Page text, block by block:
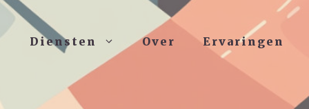
Diensten Over Ervaringen